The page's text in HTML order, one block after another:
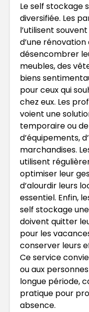
Le self stockage
diversifiée. Les
l’utilisent
d’une
désencombrer
meubles, des
biens
pour ceux qui
chez eux. Les
voient une
temporaire ou
d’équipements,
marchandises.
utilisent
optimiser leur
d’alourdir leurs
essentiel. Enfin,
self stockage
doivent quitter
pour les
conserver leurs
Ce service
ou aux
longue période,
pratique pour
absence.